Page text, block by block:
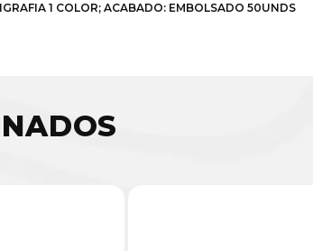
1 COLOR; ACABADO: EMBOLSADO 50UNDS